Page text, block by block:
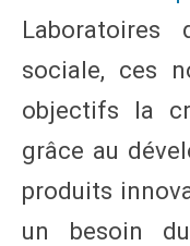
Laboratoires
sociale, ces
objectifs la
grâce au
produits
un besoin